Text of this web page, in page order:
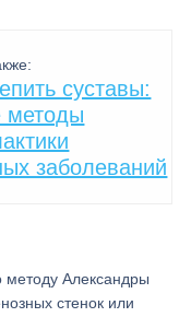
суставы:
методы
заболеваний
методу Александры
стенок или